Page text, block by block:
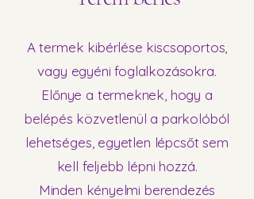
A termek kibérlése kiscsoportos,
vagy egyéni foglalkozásokra.
Előnye a termeknek, hogy a
belépés közvetlenül a parkolóból
lehetséges, egyetlen lépcsőt sem
kell feljebb lépni hozzá.
Minden kényelmi berendezés